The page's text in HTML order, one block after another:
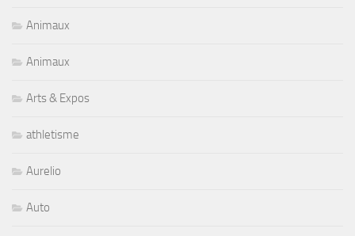
Animaux
Animaux
Arts & Expos
athletisme
Aurelio
Auto